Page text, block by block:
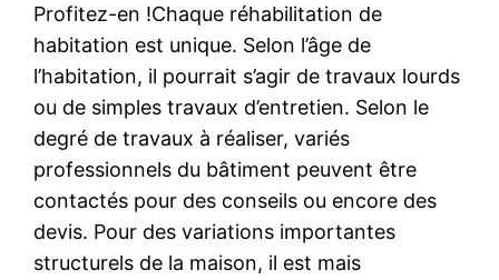
Profitez-en !Chaque réhabilitation de
habitation est unique. Selon l’âge de
l’habitation, il pourrait s’agir de travaux lourds
ou de simples travaux d’entretien. Selon le
degré de travaux à réaliser, variés
professionnels du bâtiment peuvent être
contactés pour des conseils ou encore des
devis. Pour des variations importantes
structurels de la maison, il est mais